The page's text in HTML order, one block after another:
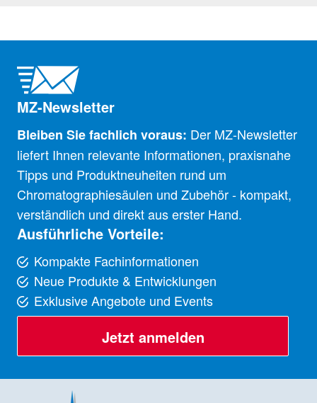
MZ-Newsletter
Bleiben Sie fachlich voraus: Der MZ-Newsletter
liefert Ihnen relevante Informationen, praxisnahe
Tipps und Produktneuheiten rund um
Chromatographiesäulen und Zubehör - kompakt,
verständlich und direkt aus erster Hand.
Ausführliche Vorteile:
Kompakte Fachinformationen
Neue Produkte & Entwicklungen
Exklusive Angebote und Events
Jetzt anmelden